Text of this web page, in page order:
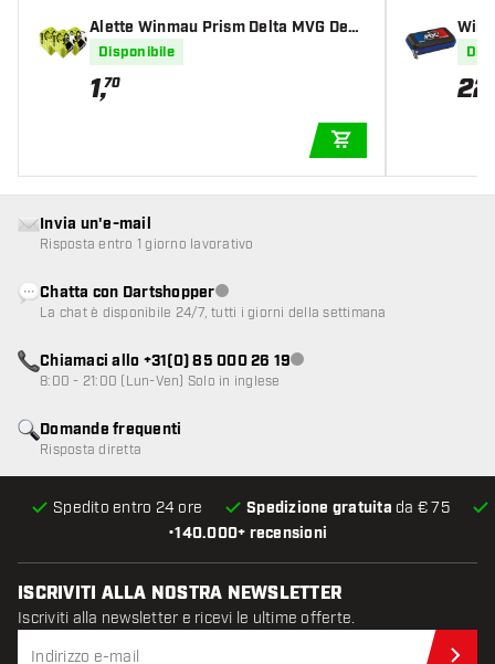
Alette Winmau Prism Delta MVG Desi
gn Green/White/Black
Disponibile
1,70 22
•140.000+ recensioni
Spedito entro 24 ore Spedizione gratuita da € 75
Domande frequenti
Risposta diretta
Invia un'e-mail
Risposta entro 1 giorno lavorativo
Chatta con DartshopperServizio clienti non disponibile
La chat è disponibile 24/7, tutti i giorni della settimana
Chiamaci allo +31(0) 85 000 26 19Servizio clienti non disponibile
8:00 - 21:00 (Lun-Ven) Solo in inglese
ISCRIVITI ALLA NOSTRA NEWSLETTER
Iscriviti alla newsletter e ricevi le ultime offerte.